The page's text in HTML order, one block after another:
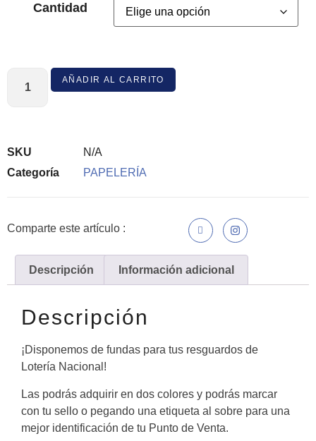
Cantidad
AÑADIR AL CARRITO
SKU
N/A
Categoría
PAPELERÍA
Comparte este artículo :
Descripción Información adicional
Descripción
¡Disponemos de fundas para tus resguardos de
Lotería Nacional!
Las podrás adquirir en dos colores y podrás marcar
con tu sello o pegando una etiqueta al sobre para una
mejor identificación de tu Punto de Venta.